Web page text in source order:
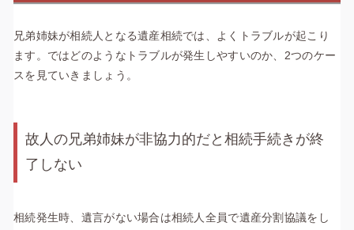
兄弟姉妹が相続人となる遺産相続では、よくトラブルが起こり
ます。ではどのようなトラブルが発生しやすいのか、2つのケー
スを見ていきましょう。
故人の兄弟姉妹が非協力的だと相続手続きが終
了しない
相続発生時、遺言がない場合は相続人全員で遺産分割協議をし